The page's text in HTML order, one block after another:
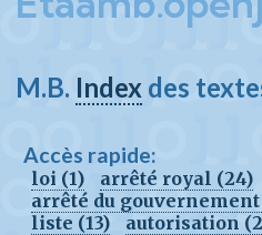
M.B. Index des
Accès rapide:
loi (1) arrêté royal (24)
arrêté du
liste (13)
autorisation